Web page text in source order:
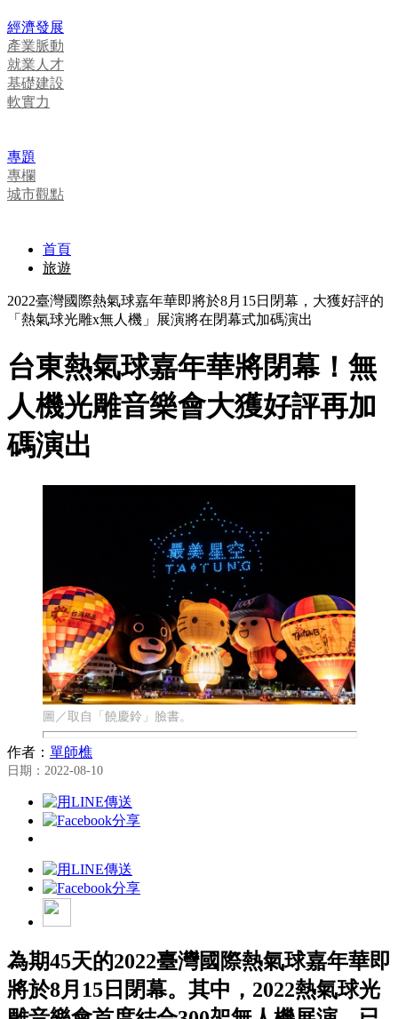
經濟發展
產業脈動
就業人才
基礎建設
軟實力
專題
專欄
城市觀點
首頁
旅遊
2022臺灣國際熱氣球嘉年華即將於8月15日閉幕，大獲好評的
「熱氣球光雕x無人機」展演將在閉幕式加碼演出
台東熱氣球嘉年華將閉幕！無
人機光雕音樂會大獲好評再加
碼演出
圖／取自「饒慶鈴」臉書。
作者： 單師樵
日期：2022-08-10
為期45天的2022臺灣國際熱氣球嘉年華即
將於8月15日閉幕。其中，2022熱氣球光